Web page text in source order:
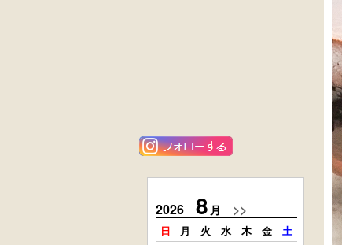
2026 8 月 >>
日 月 火 水 木 金
土
2026